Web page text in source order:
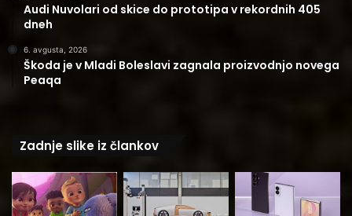
Audi Nuvolari od skice do prototipa v rekordnih 405
dneh
6. avgusta, 2026
Škoda je v Mladi Boleslavi zagnala proizvodnjo novega
Peaqa
Zadnje slike iz člankov